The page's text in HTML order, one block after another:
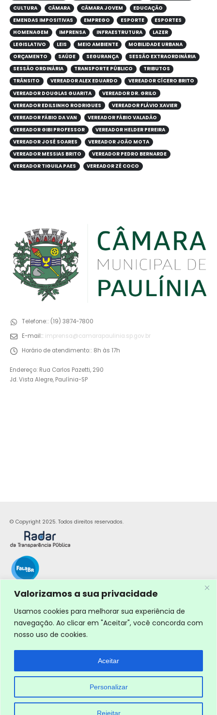
Valorizamos a sua privacidade
Usamos cookies para melhorar sua experiência de
navegação. Ao clicar em "Aceitar", você concorda com
nosso uso de cookies.
Personalizar
Rejeitar
Aceitar
CULTURA
CÂMARA CÂMARA JOVEM
EDUCAÇÃO
EMENDAS IMPOSITIVAS
EMPREGO ESPORTE
ESPORTES
HOMENAGEM
IMPRENSA INFRAESTRUTURA
LAZER
LEGISLATIVO
LEIS MEIO AMBIENTE
MOBILIDADE URBANA
ORÇAMENTO
SAÚDE SEGURANÇA
SESSÃO EXTRAORDINÁRIA
SESSÃO ORDINÁRIA
TRANSPORTE PÚBLICO
TRIBUTOS
TRÂNSITO
VEREADOR ALEX EDUARDO
VEREADOR CÍCERO BRITO
VEREADOR DOUGLAS GUARITA
VEREADOR DR. GRILO
VEREADOR EDILSINHO RODRIGUES
VEREADOR FLÁVIO XAVIER
VEREADOR FÁBIO DA VAN
VEREADOR FÁBIO VALADÃO
VEREADOR GIBI PROFESSOR
VEREADOR HELDER PEREIRA
VEREADOR JOSÉ SOARES
VEREADOR JOÃO MOTA
VEREADOR MESSIAS BRITO
VEREADOR PEDRO BERNARDE
VEREADOR TIGUILA PAES
VEREADOR ZÉ COCO
Telefone:: (19) 3874-7800
E-mail:: imprensa@camarapaulinia.sp.gov.br
Horário de atendimento:: 8h às 17h
Endereço: Rua Carlos Pazetti, 290
Jd. Vista Alegre, Paulínia-SP
© Copyright 2025. Todos direitos reservados.